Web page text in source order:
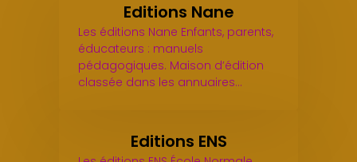
Editions Nane
Les éditions Nane Enfants, parents,
éducateurs : manuels
pédagogiques. Maison d’édition
classée dans les annuaires…
Editions ENS